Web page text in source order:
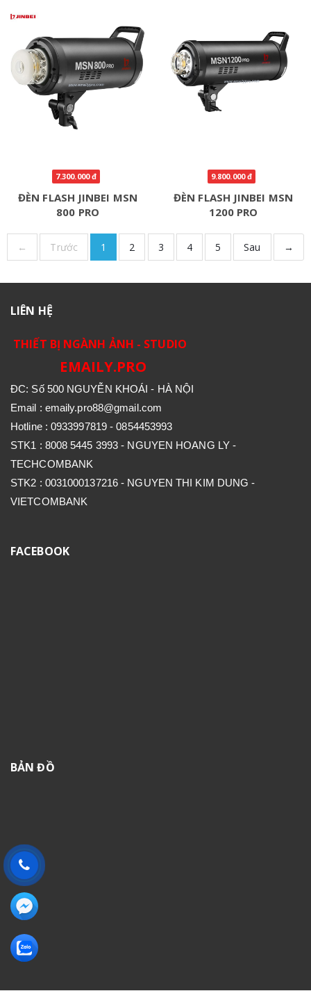
7.300.000 đ
ĐÈN FLASH JINBEI MSN
800 PRO
9.800.000 đ
ĐÈN FLASH JINBEI MSN
1200 PRO
← Trước 1 2 3 4 5 Sau →
LIÊN HỆ
THIẾT BỊ NGÀNH ẢNH - STUDIO
EMAILY.PRO
ĐC: Số 500 NGUYỄN KHOÁI - HÀ NỘI
Email : emaily.pro88@gmail.com
Hotline : 0933997819 - 0854453993
STK1 : 8008 5445 3993 - NGUYEN HOANG LY -
TECHCOMBANK
STK2 : 0031000137216 - NGUYEN THI KIM DUNG -
VIETCOMBANK
FACEBOOK
BẢN ĐỒ